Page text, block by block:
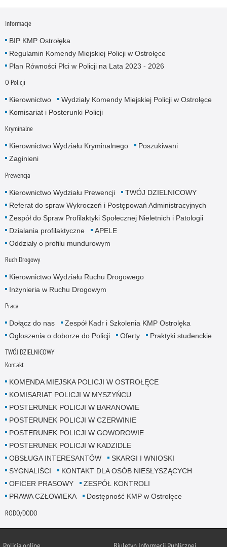
Informacje
BIP KMP Ostrołęka
Regulamin Komendy Miejskiej Policji w Ostrołęce
Plan Równości Płci w Policji na Lata 2023 - 2026
O Policji
Kierownictwo
Wydziały Komendy Miejskiej Policji w Ostrołęce
Komisariat i Posterunki Policji
Kryminalne
Kierownictwo Wydziału Kryminalnego
Poszukiwani
Zaginieni
Prewencja
Kierownictwo Wydziału Prewencji
TWÓJ DZIELNICOWY
Referat do spraw Wykroczeń i Postępowań Administracyjnych
Zespół do Spraw Profilaktyki Społecznej Nieletnich i Patologii
Dzialania profilaktyczne
APELE
Oddziały o profilu mundurowym
Ruch Drogowy
Kierownictwo Wydziału Ruchu Drogowego
Inżynieria w Ruchu Drogowym
Praca
Dołącz do nas
Zespół Kadr i Szkolenia KMP Ostrolęka
Ogłoszenia o doborze do Policji
Oferty Praktyki studenckie
TWÓJ DZIELNICOWY
Kontakt
KOMENDA MIEJSKA POLICJI W OSTROŁĘCE
KOMISARIAT POLICJI W MYSZYŃCU
POSTERUNEK POLICJI W BARANOWIE
POSTERUNEK POLICJI W CZERWINIE
POSTERUNEK POLICJI W GOWOROWIE
POSTERUNEK POLICJI W KADZIDLE
OBSŁUGA INTERESANTÓW
SKARGI I WNIOSKI
SYGNALIŚCI
KONTAKT DLA OSÓB NIESŁYSZĄCYCH
OFICER PRASOWY
ZESPÓŁ KONTROLI
PRAWA CZŁOWIEKA
Dostępność KMP w Ostrołęce
RODO/DODO